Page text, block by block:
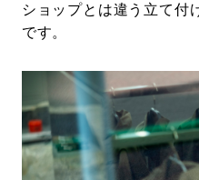
ショップとは違う立て付
です。